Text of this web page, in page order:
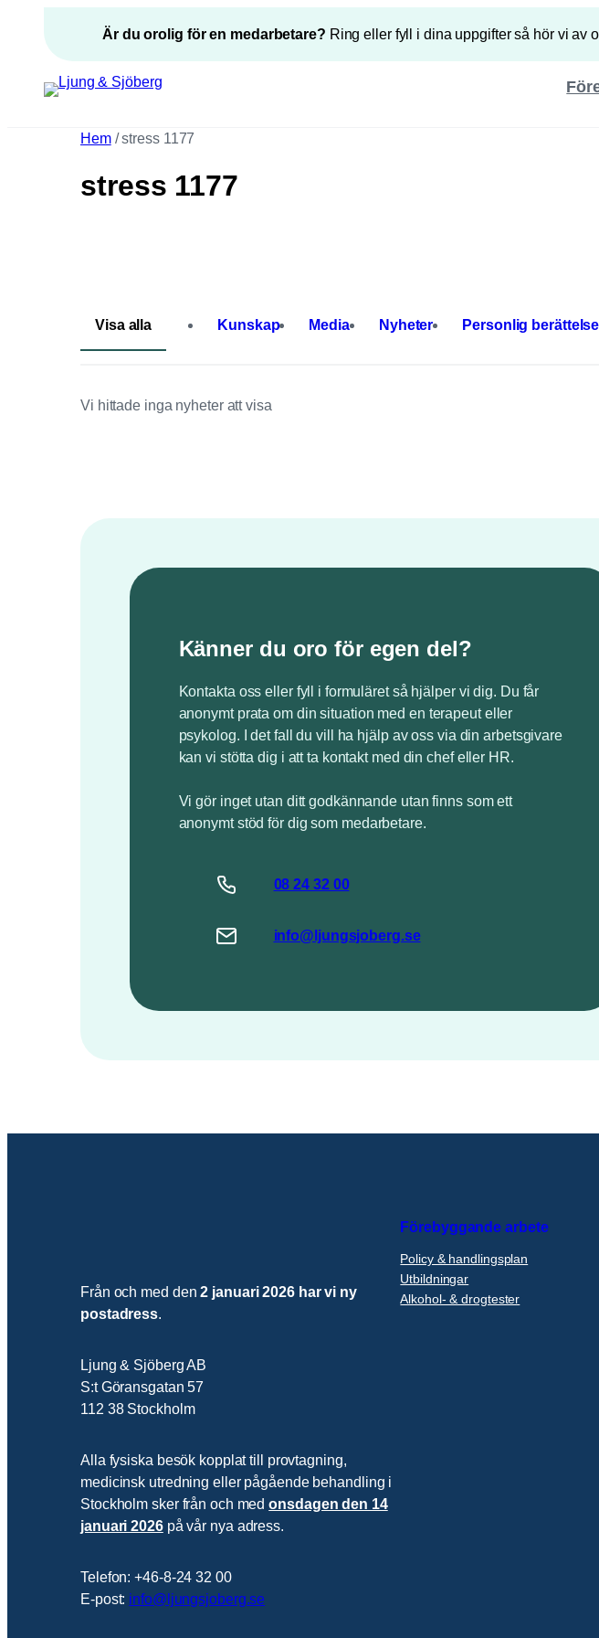
innehåll
Är du orolig för en medarbetare? Ring eller fyll i dina uppgifter så hör vi av
”*” anger obligatoriska fält
Hem/stress 1177
stress 1177
Visa alla Kunskap Media Nyheter Personlig berättelse
Vi hittade inga nyheter att visa
Känner du oro för egen del?
Kontakta oss eller fyll i formuläret så hjälper vi dig. Du får
anonymt prata om din situation med en terapeut eller
psykolog. I det fall du vill ha hjälp av oss via din arbetsgivare
kan vi stötta dig i att ta kontakt med din chef eller HR.
Vi gör inget utan ditt godkännande utan finns som ett
anonymt stöd för dig som medarbetare.
08 24 32 00
info@ljungsjoberg.se
Från och med den2 januari 2026 har vi ny
postadress.
Ljung & Sjöberg AB
S:t Göransgatan 57
112 38 Stockholm
Alla fysiska besök kopplat till provtagning,
medicinsk utredning eller pågående behandling i
Stockholm sker från och medonsdagen den 14
januari 2026på vår nya adress.
Telefon: +46-8-24 32 00
E-post: info@ljungsjoberg.se
Förebyggande arbete
Policy & handlingsplan
Utbildningar
Alkohol- & drogtester